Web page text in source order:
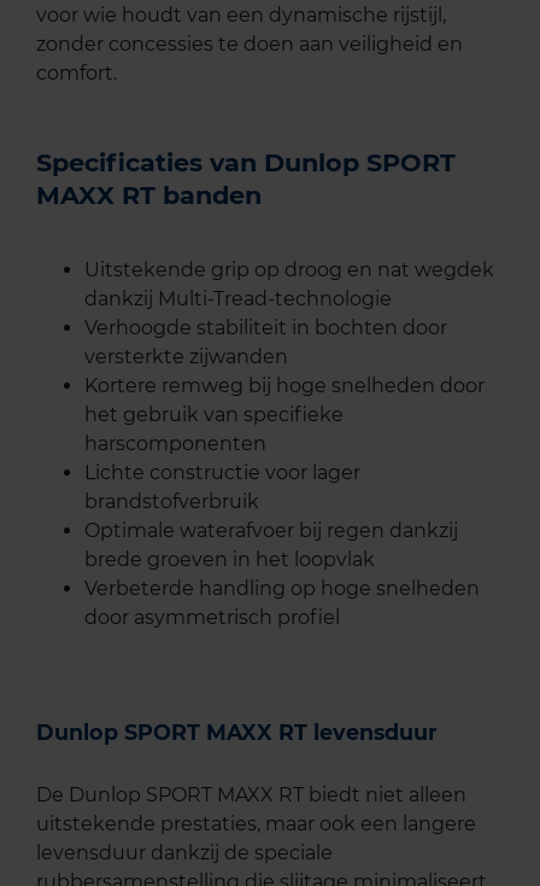
voor wie houdt van een dynamische rijstijl,
zonder concessies te doen aan veiligheid en
comfort.
Specificaties van Dunlop SPORT
MAXX RT banden
Uitstekende grip op droog en nat wegdek
dankzij Multi-Tread-technologie
Verhoogde stabiliteit in bochten door
versterkte zijwanden
Kortere remweg bij hoge snelheden door
het gebruik van specifieke
harscomponenten
Lichte constructie voor lager
brandstofverbruik
Optimale waterafvoer bij regen dankzij
brede groeven in het loopvlak
Verbeterde handling op hoge snelheden
door asymmetrisch profiel
Dunlop SPORT MAXX RT levensduur
De Dunlop SPORT MAXX RT biedt niet alleen
uitstekende prestaties, maar ook een langere
levensduur dankzij de speciale
rubbersamenstelling die slijtage minimaliseert.